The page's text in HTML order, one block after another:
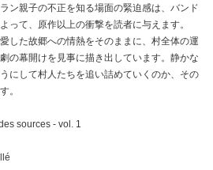
ン親子の不正を知る場面の緊迫感は、バンド
って、原作以上の衝撃を読者に与えます。
した故郷への情熱をそのままに、村全体の運
の幕開けを見事に描き出しています。静かな
にして村人たちを追い詰めていくのか、その
。
sources - vol. 1